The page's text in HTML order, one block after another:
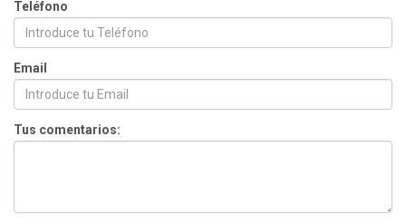
Teléfono
Email
Tus comentarios: